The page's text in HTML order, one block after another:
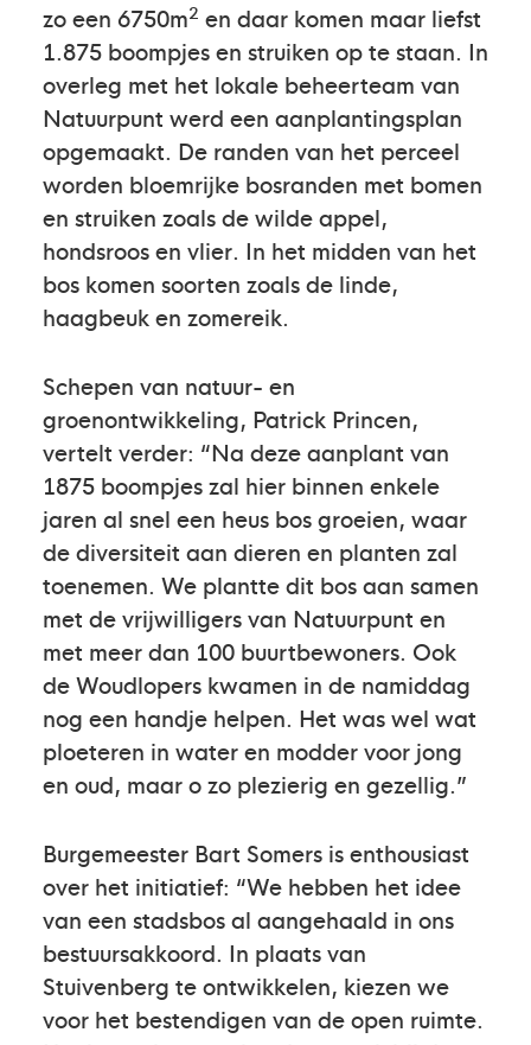
zo een 6750m2 en daar komen maar liefst
1.875 boompjes en struiken op te staan. In
overleg met het lokale beheerteam van
Natuurpunt werd een aanplantingsplan
opgemaakt. De randen van het perceel
worden bloemrijke bosranden met bomen
en struiken zoals de wilde appel,
hondsroos en vlier. In het midden van het
bos komen soorten zoals de linde,
haagbeuk en zomereik.
Schepen van natuur- en
groenontwikkeling, Patrick Princen,
vertelt verder: “Na deze aanplant van
1875 boompjes zal hier binnen enkele
jaren al snel een heus bos groeien, waar
de diversiteit aan dieren en planten zal
toenemen. We plantte dit bos aan samen
met de vrijwilligers van Natuurpunt en
met meer dan 100 buurtbewoners. Ook
de Woudlopers kwamen in de namiddag
nog een handje helpen. Het was wel wat
ploeteren in water en modder voor jong
en oud, maar o zo plezierig en gezellig.”
Burgemeester Bart Somers is enthousiast
over het initiatief: “We hebben het idee
van een stadsbos al aangehaald in ons
bestuursakkoord. In plaats van
Stuivenberg te ontwikkelen, kiezen we
voor het bestendigen van de open ruimte.